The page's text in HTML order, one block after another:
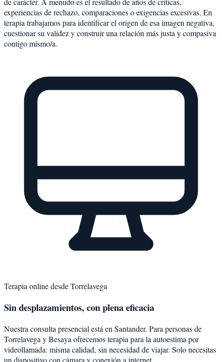
experiencias de rechazo, comparaciones o exigencias excesivas. En
terapia trabajamos para identificar el origen de esa imagen negativa,
cuestionar su validez y construir una relación más justa y compasiva
contigo mismo/a.
Terapia online desdeTorrelavega
Sin desplazamientos, con plena eficacia
Nuestra consulta presencial está en Santander. Para personas de
Torrelavega yBesaya ofrecemos terapia para la autoestima por
videollamada: misma calidad, sin necesidad de viajar. Solo necesitas
un dispositivo con cámara y conexión a internet.